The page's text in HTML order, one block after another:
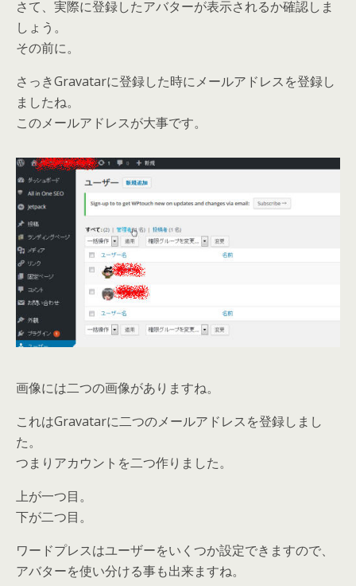
さて、実際に登録したアバターが表示されるか確認しま
しょう。
その前に。
さっきGravatarに登録した時にメールアドレスを登録し
ましたね。
このメールアドレスが大事です。
画像には二つの画像がありますね。
これはGravatarに二つのメールアドレスを登録しまし
た。
つまりアカウントを二つ作りました。
上が一つ目。
下が二つ目。
ワードプレスはユーザーをいくつか設定できますので、
アバターを使い分ける事も出来ますね。